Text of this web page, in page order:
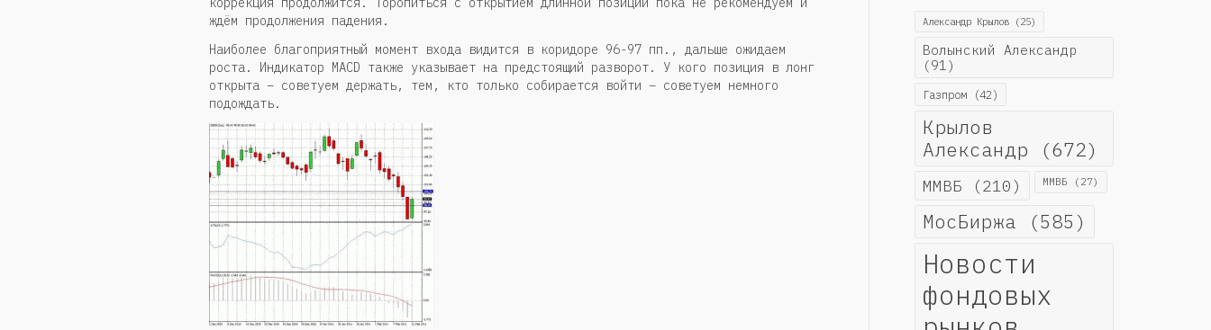
ждём продолжения падения.
Наиболее благоприятный момент входа видится в коридоре 96-97 пп., дальше ожидаем
роста. Индикатор MACD также указывает на предстоящий разворот. У кого позиция в лонг
открыта – советуем держать, тем, кто только собирается войти – советуем немного
подождать.
Александр Крылов(25)
Волынский Александр
(91)
Газпром(42)
Крылов
Александр (672)
ММВБ (210) ММВБ (27)
МосБиржа (585)
Новости
фондовых